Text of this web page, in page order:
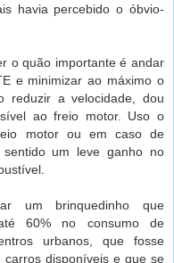
havia percebido o óbvio-
o quão importante é andar
e minimizar ao máximo o
reduzir a velocidade, dou
ao freio motor. Uso o
motor ou em caso de
um leve ganho no
um brinquedinho que
60% no consumo de
urbanos, que fosse
disponíveis e que se